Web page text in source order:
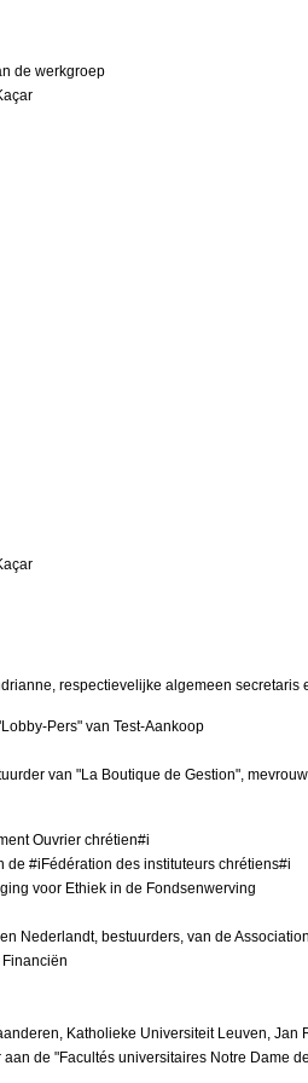
de werkgroep
respectievelijke algemeen
Pers" van Test-Aankoop
van "La Boutique de Gestion",
Ouvrier chrétien#i
#iFédération des instituteurs chrétiens#i
voor Ethiek in de Fondsenwerving
Nederlandt, bestuurders, van de
Katholieke Universiteit Leuven,
de "Facultés universitaires Notre Dame